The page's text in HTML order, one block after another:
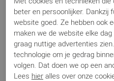
Kleur
Materiaal
Bestelcode
Betalen
beter en persoonlijker.
website goed. Ze hebben ook
maken we de website elke
graag nuttige advertenties
technologie om je gedrag
volgen. Dat doen we op een
Lees hier alles over onze